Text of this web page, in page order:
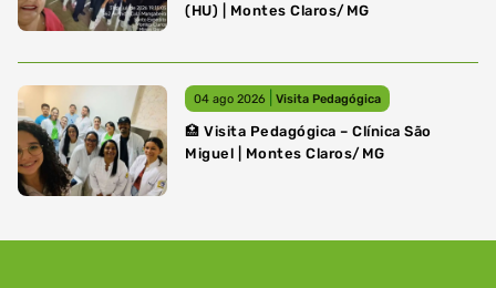
(HU) | Montes Claros/MG
04 ago 2026 Visita Pedagógica
🏥 Visita Pedagógica – Clínica São
Miguel | Montes Claros/MG